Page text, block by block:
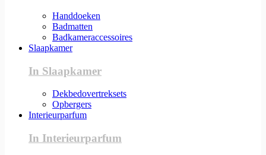
Handdoeken
Badmatten
Badkameraccessoires
Slaapkamer
In Slaapkamer
Dekbedovertreksets
Opbergers
Interieurparfum
In Interieurparfum